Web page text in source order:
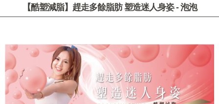
【酷塑減脂】趕走多餘脂肪 塑造迷人身姿 - 泡泡